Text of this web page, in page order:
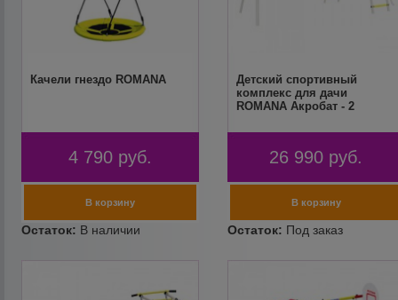
Качели гнездо ROMANA
4 790 руб.
Детский спортивный
комплекс для дачи
ROMANA Акробат - 2
26 990 руб.